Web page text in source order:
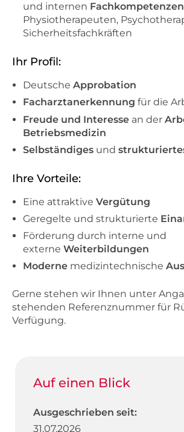
und internen Fachkompetenzen
Physiotherapeuten,
Sicherheitsfachkräften
Ihr Profil:
Deutsche Approbation
Facharztanerkennung für die
Freude und Interesse an der
Betriebsmedizin
Selbständiges und
Ihre Vorteile:
Eine attraktive Vergütung
Geregelte und strukturierte
Förderung durch interne und
externe Weiterbildungen
Moderne medizintechnische
Gerne stehen wir Ihnen unter
stehenden Referenznummer für
Verfügung.
Auf einen Blick
Ausgeschrieben seit:
31.07.2026